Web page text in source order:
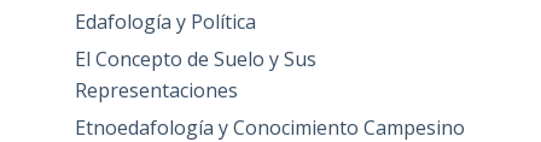
Edafología y Política
El Concepto de Suelo y Sus
Representaciones
Etnoedafología y Conocimiento Campesino